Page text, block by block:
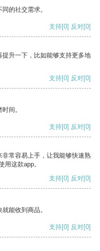
的社交需求。
支持[0] 反对[0]
升一下，比如能够支持更多地
支持[0] 反对[0]
间。
支持[0] 反对[0]
常容易上手，让我能够快速熟
这款app。
支持[0] 反对[0]
能收到商品。
支持[0] 反对[0]